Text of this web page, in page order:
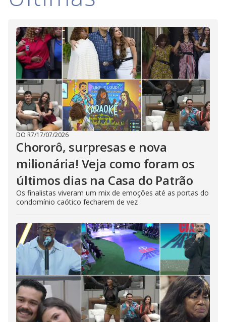
DO R7/17/07/2026
Chororô, surpresas e nova
milionária! Veja como foram os
últimos dias na Casa do Patrão
Os finalistas viveram um mix de emoções até as portas do
condomínio caótico fecharem de vez